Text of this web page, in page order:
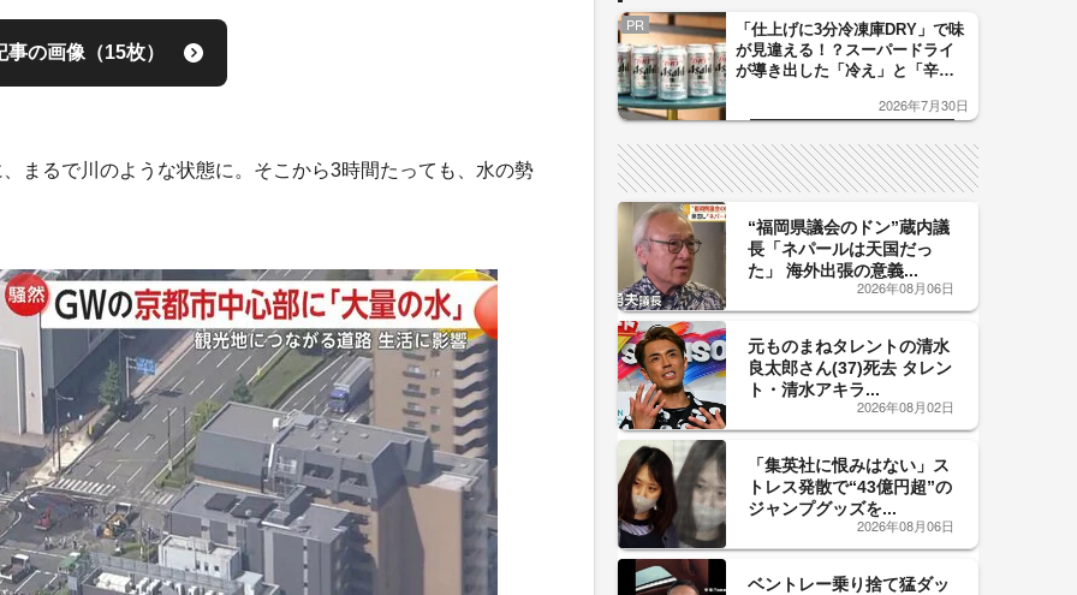
事の画像（15枚）
まるで川のような状態に。そこから3時間たっても、水の勢
PR
「仕上げに3分冷凍庫DRY」で味
が見違える！？スーパードライ
が導き出した「冷え」と「辛
した「辛口カーブ」が飲み頃の
2026年7月30日
“福岡県議会のドン”蔵内議
長「ネパールは天国だっ
た」 海外出張の意義...
2026年08月06日
元ものまねタレントの清水
良太郎さん(37)死去 タレン
ト・清水アキラ...
2026年08月02日
「集英社に恨みはない」ス
トレス発散で“43億円超”の
ジャンプグッズを...
2026年08月06日
ベントレー乗り捨て猛ダッ